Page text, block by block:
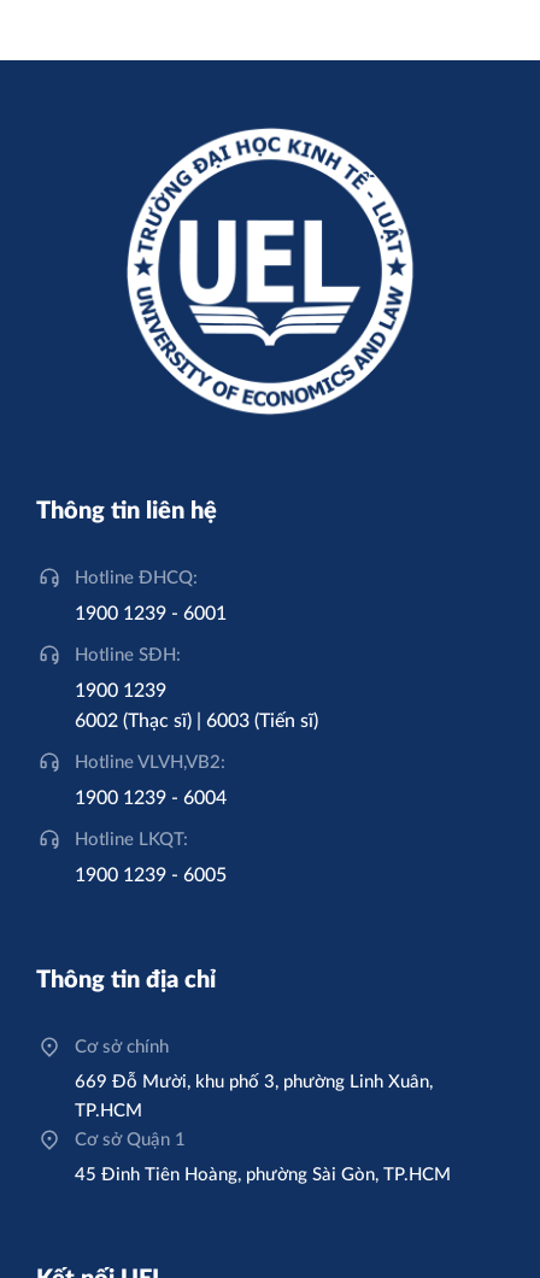
Thông tin liên hệ
Hotline ĐHCQ:
1900 1239 - 6001
Hotline SĐH:
1900 1239
6002 (Thạc sĩ) | 6003 (Tiến sĩ)
Hotline VLVH,VB2:
1900 1239 - 6004
Hotline LKQT:
1900 1239 - 6005
Thông tin địa chỉ
Cơ sở chính
669 Đỗ Mười, khu phố 3, phường Linh Xuân,
TP.HCM
Cơ sở Quận 1
45 Đinh Tiên Hoàng, phường Sài Gòn, TP.HCM